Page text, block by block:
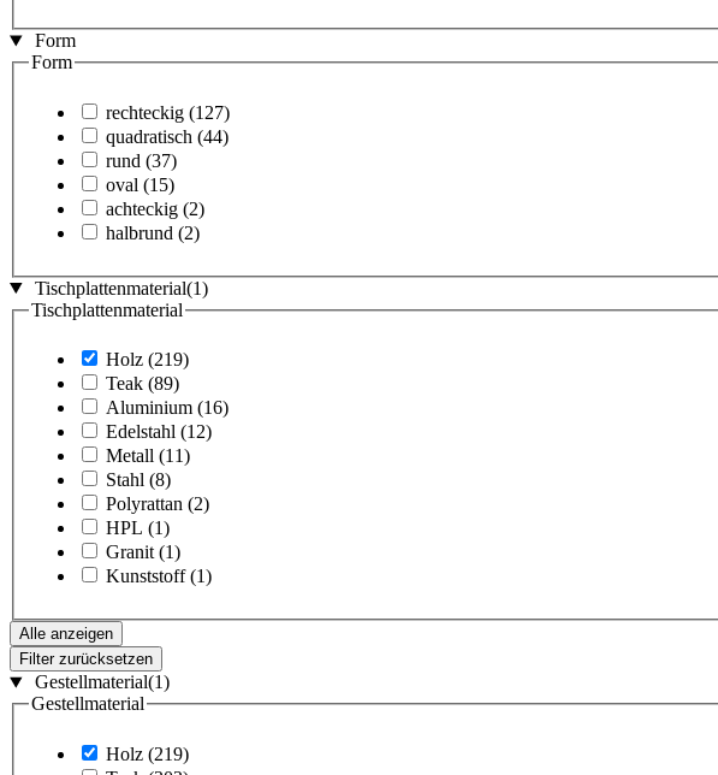
Form
Form
rechteckig (127)
quadratisch (44)
rund (37)
oval (15)
achteckig (2)
halbrund (2)
Tischplattenmaterial(1)
Tischplattenmaterial
Holz (219)
Teak (89)
Aluminium (16)
Edelstahl (12)
Metall (11)
Stahl (8)
Polyrattan (2)
HPL (1)
Granit (1)
Kunststoff (1)
Alle anzeigen
Filter zurücksetzen
Gestellmaterial(1)
Gestellmaterial
Holz (219)